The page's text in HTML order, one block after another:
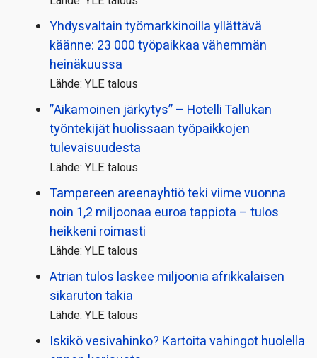
Yhdysvaltain työmarkkinoilla yllättävä
käänne: 23 000 työpaikkaa vähemmän
heinäkuussa
Lähde: YLE talous
”Aikamoinen järkytys” – Hotelli Tallukan
työntekijät huolissaan työpaikkojen
tulevaisuudesta
Lähde: YLE talous
Tampereen areenayhtiö teki viime vuonna
noin 1,2 miljoonaa euroa tappiota – tulos
heikkeni roimasti
Lähde: YLE talous
Atrian tulos laskee miljoonia afrikkalaisen
sikaruton takia
Lähde: YLE talous
Iskikö vesivahinko? Kartoita vahingot huolella